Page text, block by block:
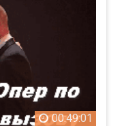
00:49:01